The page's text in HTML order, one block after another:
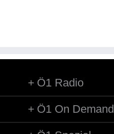
Ö1 Radio
Ö1 On Demand